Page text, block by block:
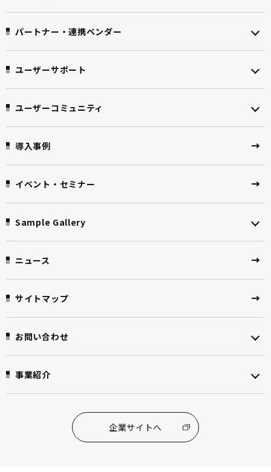
パートナー・連携ベンダー
ユーザーサポート
ユーザーコミュニティ
導入事例
イベント・セミナー
Sample Gallery
ニュース
サイトマップ
お問い合わせ
事業紹介
企業サイトへ